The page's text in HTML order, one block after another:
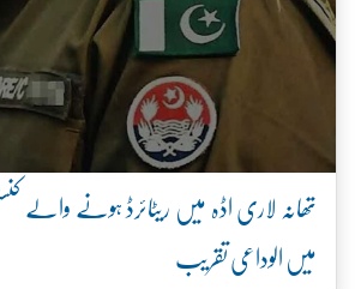
تھانہ لاری اڈہ میں ریٹائرڈ ہونے والے
میں الوداعی تقریب